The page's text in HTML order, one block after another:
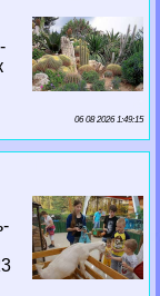
06 08 2026 1:49:15